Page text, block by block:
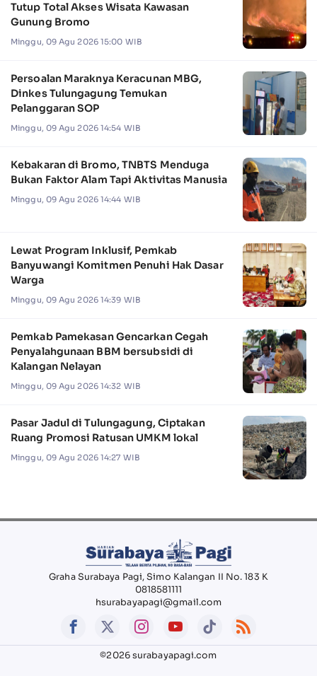
Tutup Total Akses Wisata Kawasan
Gunung Bromo
Minggu, 09 Agu 2026 15:00 WIB
Persoalan Maraknya Keracunan MBG,
Dinkes Tulungagung Temukan
Pelanggaran SOP
Minggu, 09 Agu 2026 14:54 WIB
Kebakaran di Bromo, TNBTS Menduga
Bukan Faktor Alam Tapi Aktivitas Manusia
Minggu, 09 Agu 2026 14:44 WIB
Lewat Program Inklusif, Pemkab
Banyuwangi Komitmen Penuhi Hak Dasar
Warga
Minggu, 09 Agu 2026 14:39 WIB
Pemkab Pamekasan Gencarkan Cegah
Penyalahgunaan BBM bersubsidi di
Kalangan Nelayan
Minggu, 09 Agu 2026 14:32 WIB
Pasar Jadul di Tulungagung, Ciptakan
Ruang Promosi Ratusan UMKM lokal
Minggu, 09 Agu 2026 14:27 WIB
Graha Surabaya Pagi, Simo Kalangan II No. 183 K
0818581111
hsurabayapagi@gmail.com
©2026 surabayapagi.com